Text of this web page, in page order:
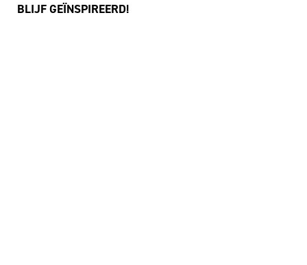
BLIJF GEÏNSPIREERD!